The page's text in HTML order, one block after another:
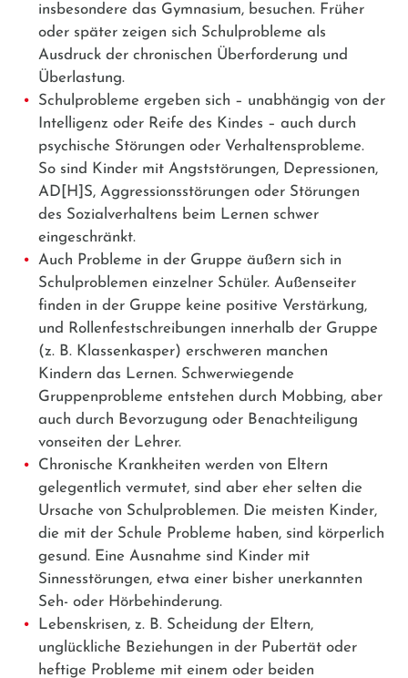
insbesondere das Gymnasium, besuchen. Früher
oder später zeigen sich Schulprobleme als
Ausdruck der chronischen Überforderung und
Überlastung.
Schulprobleme ergeben sich – unabhängig von der
Intelligenz oder Reife des Kindes – auch durch
psychische Störungen oder Verhaltensprobleme.
So sind Kinder mit Angststörungen, Depressionen,
AD[H]S, Aggressionsstörungen oder Störungen
des Sozialverhaltens beim Lernen schwer
eingeschränkt.
Auch Probleme in der Gruppe äußern sich in
Schulproblemen einzelner Schüler. Außenseiter
finden in der Gruppe keine positive Verstärkung,
und Rollenfestschreibungen innerhalb der Gruppe
(z. B. Klassenkasper) erschweren manchen
Kindern das Lernen. Schwerwiegende
Gruppenprobleme entstehen durch Mobbing, aber
auch durch Bevorzugung oder Benachteiligung
vonseiten der Lehrer.
Chronische Krankheiten werden von Eltern
gelegentlich vermutet, sind aber eher selten die
Ursache von Schulproblemen. Die meisten Kinder,
die mit der Schule Probleme haben, sind körperlich
gesund. Eine Ausnahme sind Kinder mit
Sinnesstörungen, etwa einer bisher unerkannten
Seh- oder Hörbehinderung.
Lebenskrisen, z. B. Scheidung der Eltern,
unglückliche Beziehungen in der Pubertät oder
heftige Probleme mit einem oder beiden